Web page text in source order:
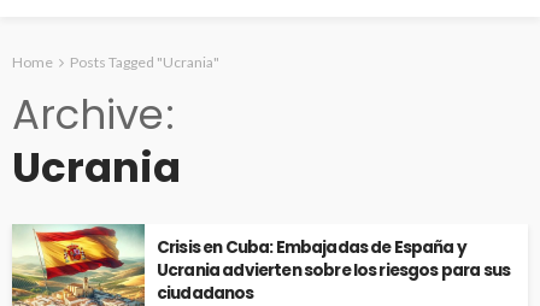
Home Posts Tagged "Ucrania"
Archive
Ucrania
Crisis en Cuba: Embajadas de España y
Ucrania advierten sobre los riesgos para sus
ciudadanos